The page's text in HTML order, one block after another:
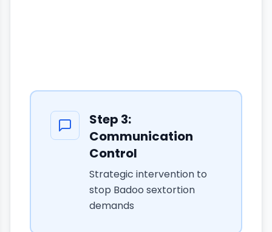
Step 3:
Communication
Control
Strategic intervention to
stop Badoo sextortion
demands